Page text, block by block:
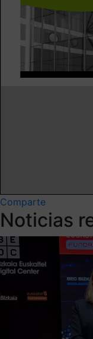
Comparte
Noticias